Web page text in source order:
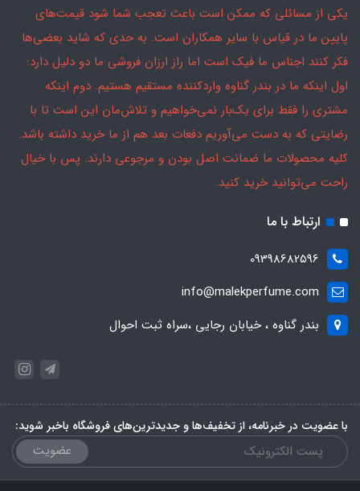
یکی از مسائلی که ممکن است باعث تعجب شما شود قیمت‌های
پایین ما در قیاس با سایر همکاران است. به حدی که شاید بعضی‌ها
فکر کنند اجناس ما فیک است اما راز ارزان فروشی ما دو دلیل دارد:
اول اینکه ما در بندر گناوه واردکننده مستقیم هستیم. دوم اینکه
مشتری را فقط برای یک‌بار نمی‌خواهیم و تلاش‌مان این است تا با
رضایتی که به دست می‌آوریم دفعات بعد هم از ما خرید داشته باشد.
کلیه محصولات ما ضمانت اصل بودن و مرجوعی دارند. پس با خیال
راحت می‌توانید خرید کنید.
ارتباط با ما
09398682596
info@malekperfume.com
بندر گناوه ، خیابان رجایی ،سراه ثبت احوال
با عضویت در خبرنامه، از تخفیف‌ها و جدیدترین‌های فروشگاه باخبر شوید:
عضویت